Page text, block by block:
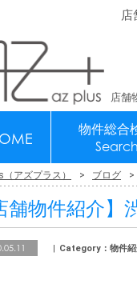
店舗
店
物件総合
Search
アズプラス） ブログ
舗物件紹介
Category：物件紹